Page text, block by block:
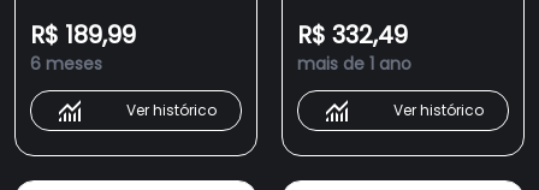
R$ 189,99
6 meses
Ver histórico
R$ 332,49
mais de 1 ano
Ver histórico